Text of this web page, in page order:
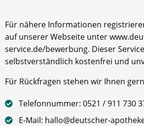
Für nähere Informationen
auf unserer Webseite unter
service.de/bewerbung. Dieser
selbstverständlich kostenfrei und
Für Rückfragen stehen wir Ihnen
Telefonnummer: 0521 / 911 730
E-Mail: hallo@deutscher-